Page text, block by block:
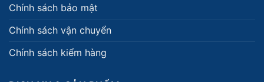
Chính sách bảo mật
Chính sách vận chuyển
Chính sách kiểm hàng